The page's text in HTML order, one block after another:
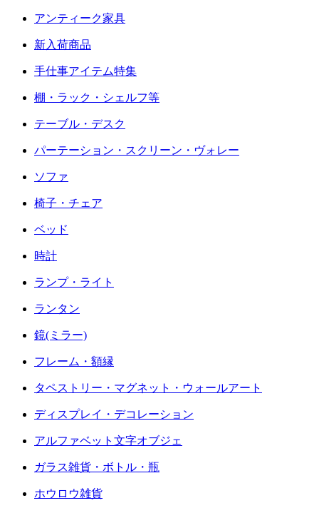
アンティーク家具
新入荷商品
手仕事アイテム特集
棚・ラック・シェルフ等
テーブル・デスク
パーテーション・スクリーン・ヴォレー
ソファ
椅子・チェア
ベッド
時計
ランプ・ライト
ランタン
鏡(ミラー)
フレーム・額縁
タペストリー・マグネット・ウォールアート
ディスプレイ・デコレーション
アルファベット文字オブジェ
ガラス雑貨・ボトル・瓶
ホウロウ雑貨